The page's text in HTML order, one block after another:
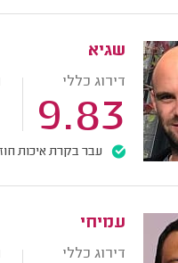
שגיא
דירוג כללי
9.83
עבר בקרת איכות
עמיחי
דירוג כללי